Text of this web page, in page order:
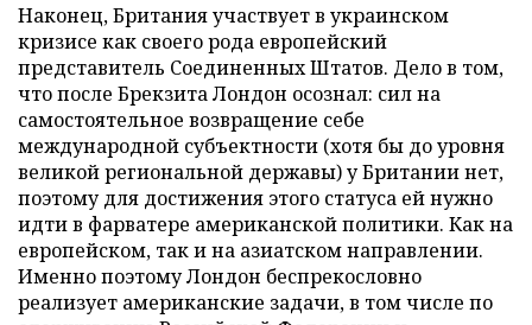
Наконец, Британия участвует в украинском
кризисе как своего рода европейский
представитель Соединенных Штатов. Дело в том,
что после Брекзита Лондон осознал: сил на
самостоятельное возвращение себе
международной субъектности (хотя бы до уровня
великой региональной державы) у Британии нет,
поэтому для достижения этого статуса ей нужно
идти в фарватере американской политики. Как на
европейском, так и на азиатском направлении.
Именно поэтому Лондон беспрекословно
реализует американские задачи, в том числе по